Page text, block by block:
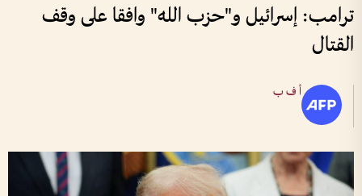
ترامب: إسرائيل و"حزب الله" وافقا على وقف
القتال
أ ف ب